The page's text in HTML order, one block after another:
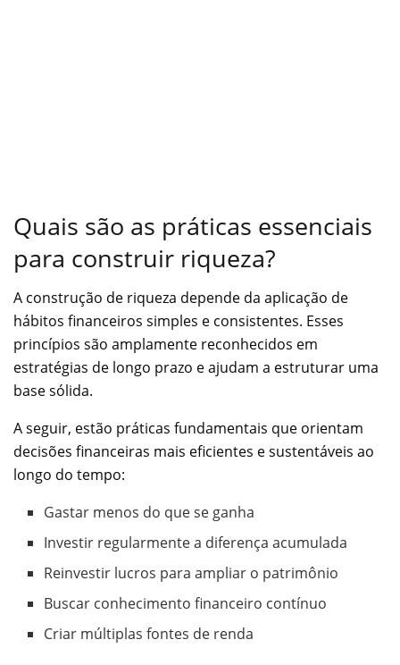
Quais são as práticas essenciais
para construir riqueza?
A construção de riqueza depende da aplicação de
hábitos financeiros simples e consistentes. Esses
princípios são amplamente reconhecidos em
estratégias de longo prazo e ajudam a estruturar uma
base sólida.
A seguir, estão práticas fundamentais que orientam
decisões financeiras mais eficientes e sustentáveis ao
longo do tempo:
Gastar menos do que se ganha
Investir regularmente a diferença acumulada
Reinvestir lucros para ampliar o patrimônio
Buscar conhecimento financeiro contínuo
Criar múltiplas fontes de renda